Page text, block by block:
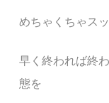
めちゃくちゃス
早く終われば終
態を